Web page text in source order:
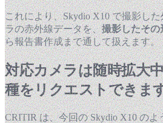
これにより、Skydio X10 で撮影し
ラの赤外線データを、撮影したその
ら報告書作成まで通して扱えます。
対応カメラは随時拡大
種をリクエストできま
CRITIR は、今回の Skydio X10 のよ